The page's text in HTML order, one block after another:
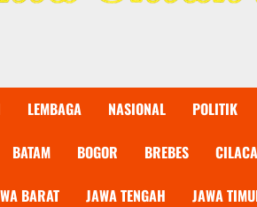
LEMBAGA NASIONAL POLITIK
BATAM BOGOR BREBES
BARAT JAWA TENGAH JAWA